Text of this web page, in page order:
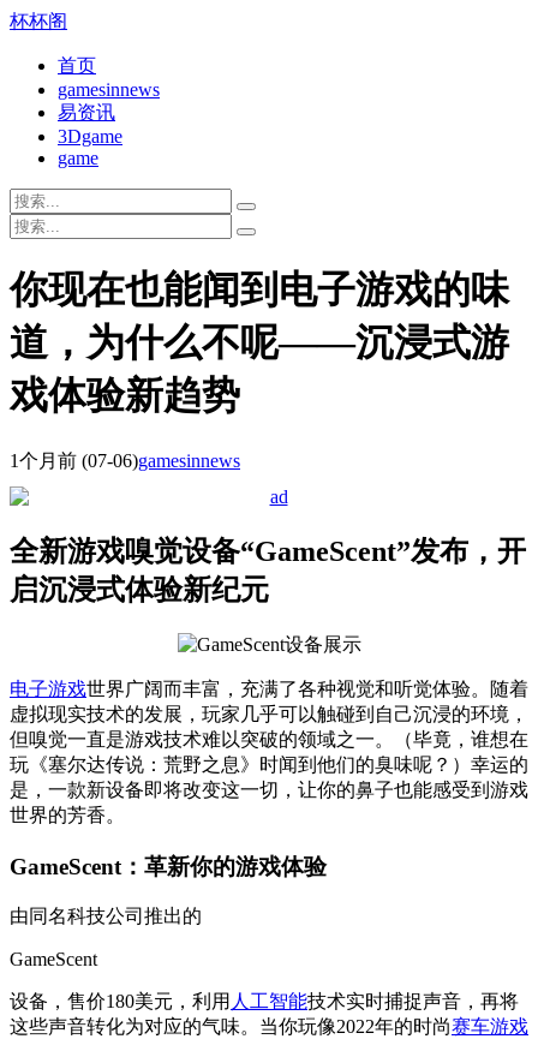
杯杯阁
首页
gamesinnews
易资讯
3Dgame
game
你现在也能闻到电子游戏的味
道，为什么不呢——沉浸式游
戏体验新趋势
1个月前 (07-06)gamesinnews
全新游戏嗅觉设备“GameScent”发布，开
启沉浸式体验新纪元
电子游戏世界广阔而丰富，充满了各种视觉和听觉体验。随着
虚拟现实技术的发展，玩家几乎可以触碰到自己沉浸的环境，
但嗅觉一直是游戏技术难以突破的领域之一。（毕竟，谁想在
玩《塞尔达传说：荒野之息》时闻到他们的臭味呢？）幸运的
是，一款新设备即将改变这一切，让你的鼻子也能感受到游戏
世界的芳香。
GameScent：革新你的游戏体验
由同名科技公司推出的
GameScent
设备，售价180美元，利用 人工智能技术实时捕捉声音，再将
这些声音转化为对应的气味。当你玩像2022年的时尚赛车游戏